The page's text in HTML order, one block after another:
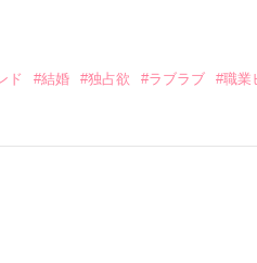
ド #結婚 #独占欲 #ラブラブ #職業
いきなりプロポーズをしてきた上